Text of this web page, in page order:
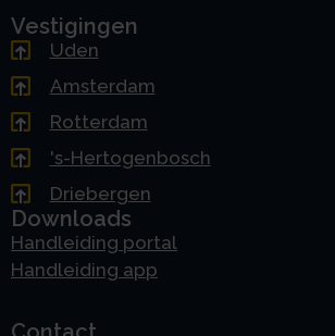
Vestigingen
Uden
Amsterdam
Rotterdam
's-Hertogenbosch
Driebergen
Downloads
Handleiding portal
Handleiding app